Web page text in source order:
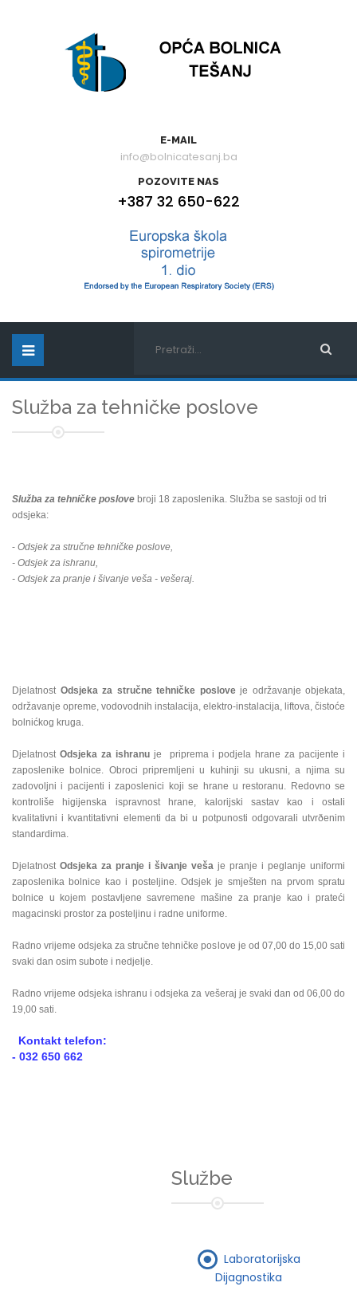
E-MAIL
info@bolnicatesanj.ba
POZOVITE NAS
+387 32 650-622
Služba za tehničke poslove
Služba za tehničke poslove broji 18 zaposlenika. Služba se sastoji od tri
odsjeka:
- Odsjek za stručne tehničke poslove,
- Odsjek za ishranu,
- Odsjek za pranje i šivanje veša - vešeraj.
Djelatnost Odsjeka za stručne tehničke posloveje održavanje objekata,
održavanje opreme, vodovodnih instalacija, elektro-instalacija, liftova, čistoće
bolnićkog kruga.
Djelatnost Odsjeka za ishranuje priprema i podjela hrane za pacijente i
zaposlenike bolnice. Obroci pripremljeni u kuhinji su ukusni, a njima su
zadovoljni i pacijenti i zaposlenici koji se hrane u restoranu. Redovno se
kontroliše higijenska ispravnost hrane, kalorijski sastav kao i ostali
kvalitativni i kvantitativni elementi da bi u potpunosti odgovarali utvrðenim
standardima.
Djelatnost Odsjeka za pranje i šivanje veša je pranje i peglanje uniformi
zaposlenika bolnice kao i posteljine. Odsjek je smješten na prvom spratu
bolnice u kojem postavljene savremene mašine za pranje kao i prateći
magacinski prostor za posteljinu i radne uniforme.
Radno vrijeme odsjeka za stručne tehničke poslove je od 07,00 do 15,00 sati
svaki dan osim subote i nedjelje.
Radno vrijeme odsjeka ishranu i odsjeka za vešeraj je svaki dan od 06,00 do
19,00 sati.
Kontakt telefon:
- 032 650 662
Službe
Laboratorijska
Dijagnostika